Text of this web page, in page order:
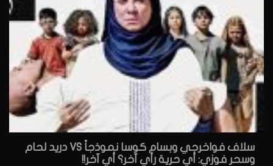
سلاف فواخرجي وبسام كوسا نموذجاً VS دريد لحام
وسحر فوزي: أي حرية رأي آخر؟ أي آخر!!